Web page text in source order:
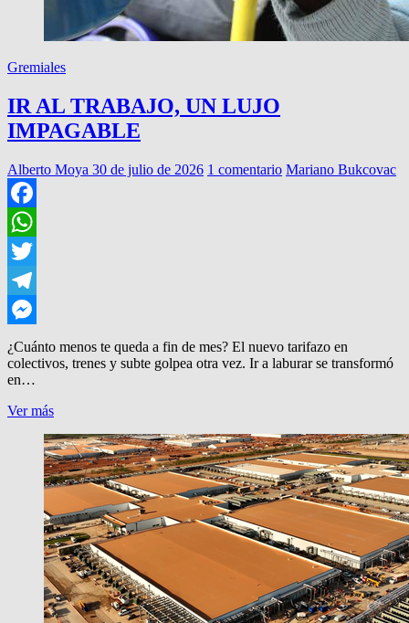
Gremiales
IR AL TRABAJO, UN LUJO
IMPAGABLE
Alberto Moya 30 de julio de 2026 1 comentario Mariano Bukcovac
Facebook
WhatsApp
Twitter
Telegram
Messenger
¿Cuánto menos te queda a fin de mes? El nuevo tarifazo en
colectivos, trenes y subte golpea otra vez. Ir a laburar se transformó
en…
Ver másIR
TRABAJO,
UN
LUJO
IMPAGABLE